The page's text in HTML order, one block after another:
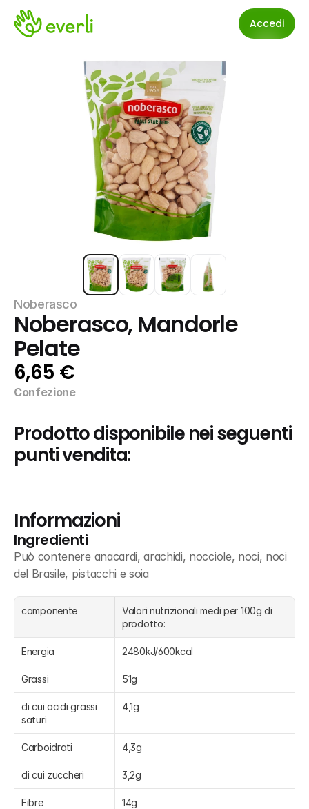
Accedi
Noberasco
Noberasco, Mandorle
Pelate
6,65 €
Confezione
Prodotto disponibile nei seguenti
punti vendita:
Informazioni
Ingredienti
Può contenere anacardi, arachidi, nocciole, noci, noci
del Brasile, pistacchi e soia
componente
Valori nutrizionali medi per 100g di
prodotto:
Energia 2480kJ/600kcal
Grassi 51g
di cui acidi grassi
saturi
4,1g
Carboidrati 4,3g
di cui zuccheri 3,2g
Fibre 14g